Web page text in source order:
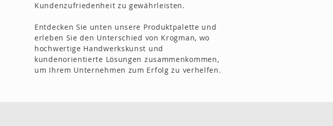
Kundenzufriedenheit zu gewährleisten.
Entdecken Sie unten unsere Produktpalette und
erleben Sie den Unterschied von Krogman, wo
hochwertige Handwerkskunst und
kundenorientierte Lösungen zusammenkommen,
um Ihrem Unternehmen zum Erfolg zu verhelfen.